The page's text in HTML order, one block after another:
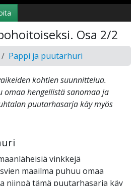
Osa 2/2
Pappi ja puutarhuri
kohtien suunnittelua.
omaa hengellistä sanomaa ja
puutarhasarja käy myös
vinkkejä
maailma puhuu omaa
niinpä tämä puutarhasarja käy